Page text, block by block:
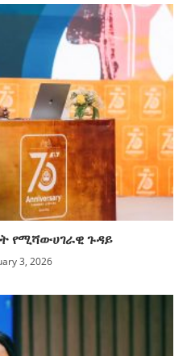
የሚሻውሀገራዊ ጉዳይ
3, 2026